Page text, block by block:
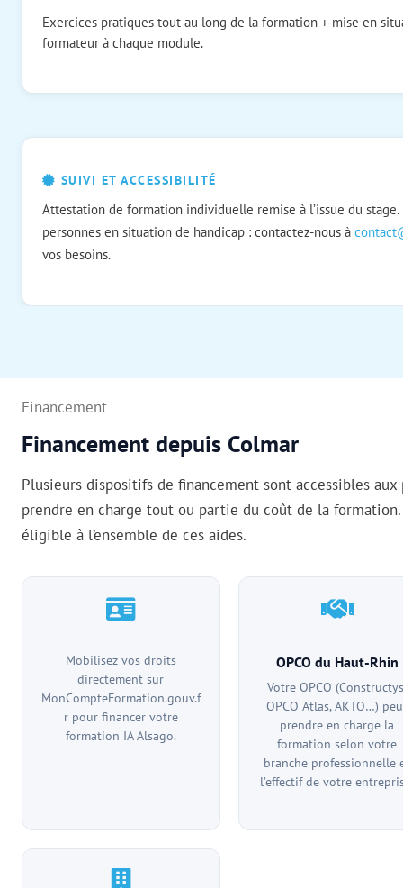
Exercices pratiques tout au long de la formation + mise en
formateur à chaque module.
SUIVI ET ACCESSIBILITÉ
Attestation de formation individuelle remise à l’issue du
personnes en situation de handicap : contactez-nous à
vos besoins.
Financement
Financement depuis Colmar
Plusieurs dispositifs de financement sont accessibles
prendre en charge tout ou partie du coût de la
éligible à l’ensemble de ces aides.
Mobilisez vos droits
directement sur
MonCompteFormation.gouv.f
r pour financer votre
formation IA Alsago.
OPCO du Haut-Rhin
Votre OPCO
OPCO Atlas, AKTO…)
prendre en charge la
formation selon votre
branche professionnelle
l’effectif de votre